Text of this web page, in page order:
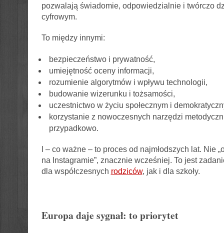
pozwalają świadomie, odpowiedzialnie i twórczo
cyfrowym.
To między innymi:
bezpieczeństwo i prywatność,
umiejętność oceny informacji,
rozumienie algorytmów i wpływu technologii,
budowanie wizerunku i tożsamości,
uczestnictwo w życiu społecznym i
korzystanie z nowoczesnych narzędzi
przypadkowo.
I – co ważne – to proces od najmłodszych lat. Nie
na Instagramie”, znacznie wcześniej. To jest
dla współczesnych rodziców, jak i dla szkoły.
Europa daje sygnał: to priorytet